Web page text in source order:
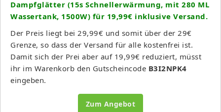
Dampfglätter (15s Schnellerwärmung, mit 280 ML
Wassertank, 1500W) für 19,99€ inklusive Versand.
Der Preis liegt bei 29,99€ und somit über der 29€
Grenze, so dass der Versand für alle kostenfrei ist.
Damit sich der Prei aber auf 19,99€ reduziert, müsst
ihr im Warenkorb den Gutscheincode B3I2NPK4
eingeben.
Zum Angebot